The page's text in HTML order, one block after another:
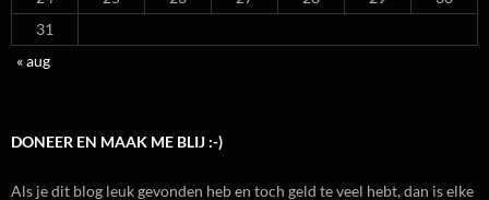
31
« aug
DONEER EN MAAK ME BLIJ :-)
Als je dit blog leuk gevonden heb en toch geld te veel hebt, dan is elke